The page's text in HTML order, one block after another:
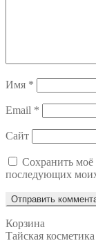
Имя *
Email *
Сайт
Сохранить моё
последующих
Корзина
Тайская косметика